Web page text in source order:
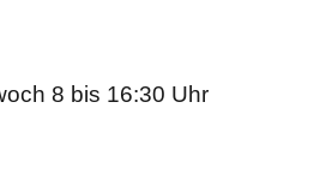
8 bis 16:30 Uhr